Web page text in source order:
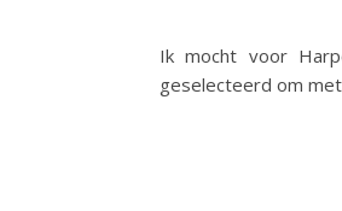
Ik mocht voor
geselecteerd om